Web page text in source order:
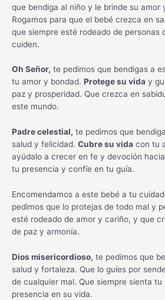
que bendiga al niño y le brinde su amor
Rogamos para que el bebé crezca en
que siempre esté rodeado de personas
cuiden.
Oh Señor, te pedimos que bendigas a
tu amor y bondad. Protege su vida y
paz y prosperidad. Que crezca en
este mundo.
Padre celestial, te pedimos que
salud y felicidad. Cubre su vida con tu
ayúdalo a crecer en fe y devoción
tu presencia y confíe en tu guía.
Encomendamos a este bebé a tu
pedimos que lo protejas de todo mal y
esté rodeado de amor y cariño, y que
de paz y armonía.
Dios misericordioso, te pedimos que
salud y fortaleza. Que lo guíes por
de cualquier mal. Que siempre sienta
presencia en su vida.